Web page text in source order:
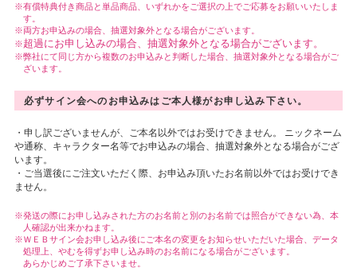
有償特典付き商品と単品商品、いずれかをご選択の上でご応募をお願いいたしま
す。
両方お申込みの場合、抽選対象外となる場合がございます。
超過にお申し込みの場合、抽選対象外となる場合がございます。
弊社にて同じ方から複数のお申込みと判断した場合、抽選対象外となる場合がご
ざいます。
必ずサイン会へのお申込みはご本人様がお申し込み下さい。
・申し訳ございませんが、ご本名以外ではお受けできません。 ニックネーム
や通称、キャラクター名等でお申込みの場合、抽選対象外となる場合がござ
います。
・ご当選後にご注文いただく際、お申込み頂いたお名前以外ではお受けでき
ません。
発送の際にお申し込みされた方のお名前と別のお名前では照合ができない為、本
人確認が出来かねます。
ＷＥＢサイン会お申し込み後にご本名の変更をお知らせいただいた場合、データ
処理上、やむを得ずお申し込み時のお名前になる場合がございます。
あらかじめご了承下さいませ。